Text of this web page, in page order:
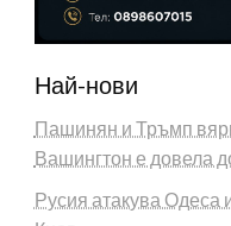
Най-нови
Пашинян и Тръмп
Вашингтон е довела
Русия атакува Одеса